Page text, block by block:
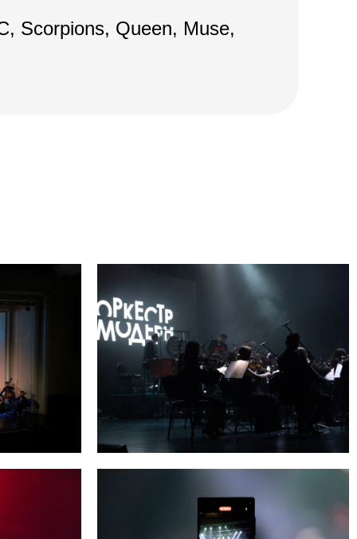
Scorpions, Queen, Muse,